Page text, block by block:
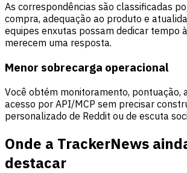
As correspondências são classificadas
compra, adequação ao produto e
equipes enxutas possam dedicar tempo
merecem uma resposta.
Menor sobrecarga operacional
Você obtém monitoramento, pontuação,
acesso por API/MCP sem precisar
personalizado de Reddit ou de escuta
Onde a TrackerNews
destacar